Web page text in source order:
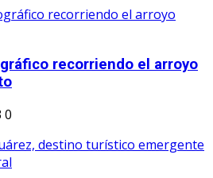
recorriendo el arroyo
0